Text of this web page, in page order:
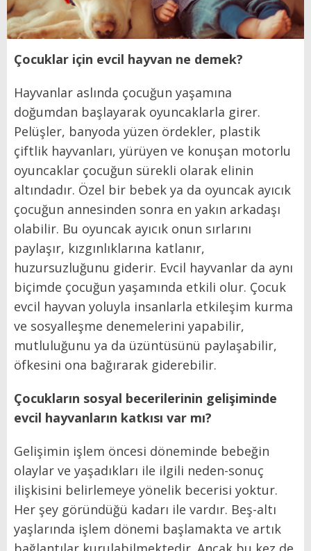
Çocuklar için evcil hayvan ne demek?
Hayvanlar aslında çocuğun yaşamına
doğumdan başlayarak oyuncaklarla girer.
Pelüşler, banyoda yüzen ördekler, plastik
çiftlik hayvanları, yürüyen ve konuşan motorlu
oyuncaklar çocuğun sürekli olarak elinin
altındadır. Özel bir bebek ya da oyuncak ayıcık
çocuğun annesinden sonra en yakın arkadaşı
olabilir. Bu oyuncak ayıcık onun sırlarını
paylaşır, kızgınlıklarına katlanır,
huzursuzluğunu giderir. Evcil hayvanlar da aynı
biçimde çocuğun yaşamında etkili olur. Çocuk
evcil hayvan yoluyla insanlarla etkileşim kurma
ve sosyalleşme denemelerini yapabilir,
mutluluğunu ya da üzüntüsünü paylaşabilir,
öfkesini ona bağırarak giderebilir.
Çocukların sosyal becerilerinin gelişiminde
evcil hayvanların katkısı var mı?
Gelişimin işlem öncesi döneminde bebeğin
olaylar ve yaşadıkları ile ilgili neden-sonuç
ilişkisini belirlemeye yönelik becerisi yoktur.
Her şey göründüğü kadarı ile vardır. Beş-altı
yaşlarında işlem dönemi başlamakta ve artık